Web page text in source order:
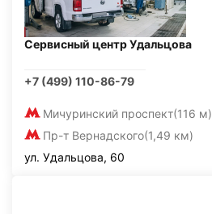
Сервисный центр Удальцова
+7 (499) 110-86-79
Мичуринский проспект(116 м)
Пр-т Вернадского(1,49 км)
ул. Удальцова, 60